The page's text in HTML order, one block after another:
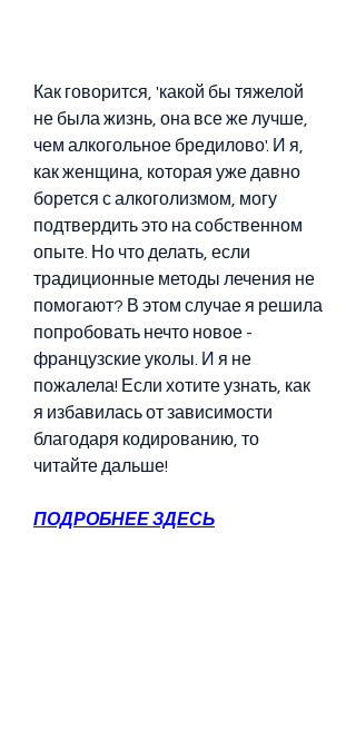
Как говорится, 'какой бы тяжелой
не была жизнь, она все же лучше,
чем алкогольное бредилово'. И я,
как женщина, которая уже давно
борется с алкоголизмом, могу
подтвердить это на собственном
опыте. Но что делать, если
традиционные методы лечения не
помогают? В этом случае я решила
попробовать нечто новое -
французские уколы. И я не
пожалела! Если хотите узнать, как
я избавилась от зависимости
благодаря кодированию, то
читайте дальше!
ПОДРОБНЕЕ ЗДЕСЬ